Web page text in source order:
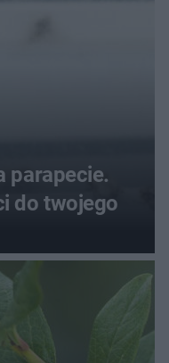
parapecie.
do twojego